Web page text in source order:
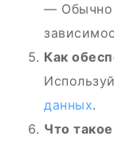
— Обычно
Как
данных.
Что